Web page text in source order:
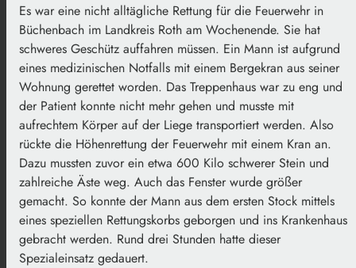
Es war eine nicht alltägliche Rettung für die Feuerwehr in
Büchenbach im Landkreis Roth am Wochenende. Sie hat
schweres Geschütz auffahren müssen. Ein Mann ist aufgrund
eines medizinischen Notfalls mit einem Bergekran aus seiner
Wohnung gerettet worden. Das Treppenhaus war zu eng und
der Patient konnte nicht mehr gehen und musste mit
aufrechtem Körper auf der Liege transportiert werden. Also
rückte die Höhenrettung der Feuerwehr mit einem Kran an.
Dazu mussten zuvor ein etwa 600 Kilo schwerer Stein und
zahlreiche Äste weg. Auch das Fenster wurde größer
gemacht. So konnte der Mann aus dem ersten Stock mittels
eines speziellen Rettungskorbs geborgen und ins Krankenhaus
gebracht werden. Rund drei Stunden hatte dieser
Spezialeinsatz gedauert.